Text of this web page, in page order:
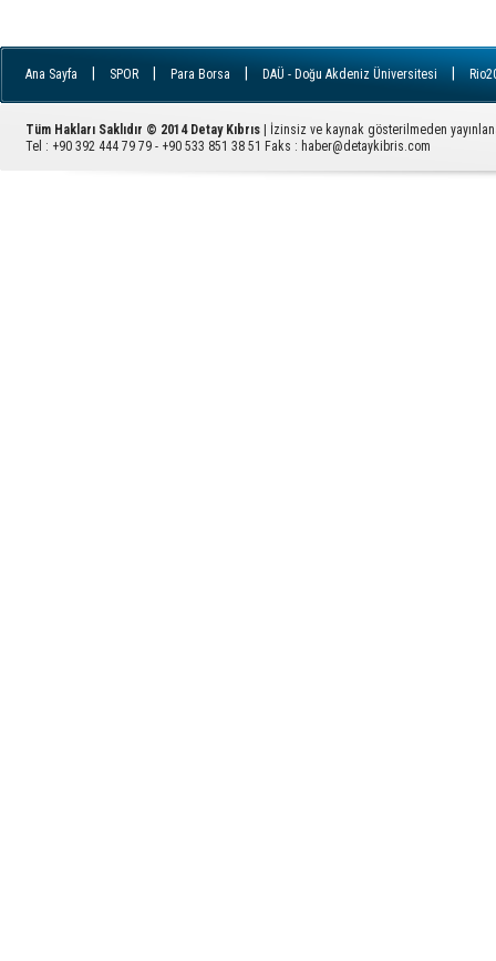
Ana Sayfa SPOR Para Borsa DAÜ - Doğu Akdeniz Üniversitesi
İletişim
YDÜ - Yakın Doğu Üniversitesi FILE Ziyaretçi Defteri
GÜ -
Avrupa
| RSS | ARUCAD EMEK KADIN İngiltere | YAŞAM |
PARA
| Sektörel Haber
Tüm Hakları Saklıdır © 2014 Detay Kıbrıs | İzinsiz ve kaynak gösterilmeden
Tel : +90 392 444 79 79 - +90 533 851 38 51 Faks : haber@detaykibris.com